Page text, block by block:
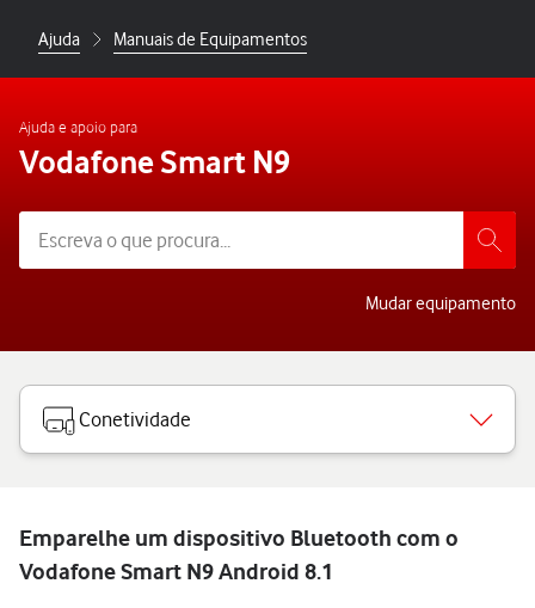
Ajuda Manuais de Equipamentos
Ajuda e apoio para
Vodafone Smart N9
Mudar equipamento
Conetividade
Emparelhe um dispositivo Bluetooth com o
Vodafone Smart N9 Android 8.1